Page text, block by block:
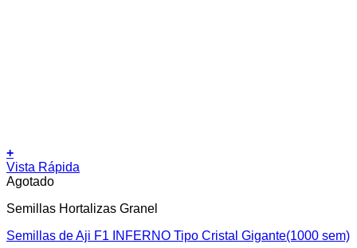
+
Vista Rápida
Agotado
Semillas Hortalizas Granel
Semillas de Aji F1 INFERNO Tipo Cristal Gigante(1000 sem)